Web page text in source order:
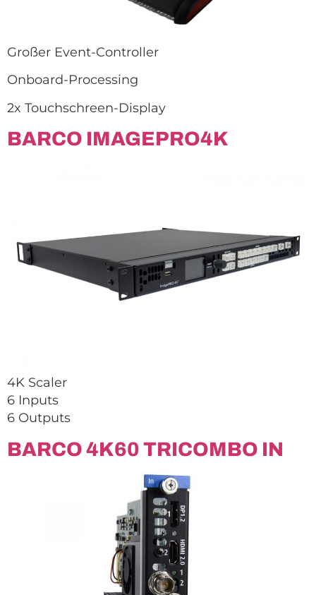
Großer Event-Controller
Onboard-Processing
2x Touchschreen-Display
BARCO IMAGEPRO4K
4K Scaler
6 Inputs
6 Outputs
BARCO 4K60 TRICOMBO IN